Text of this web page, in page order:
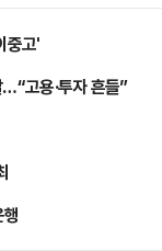
중고'
고용·투자 흔들”